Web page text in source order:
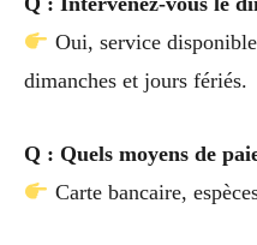
Oui, service
dimanches et jours fériés.
Q : Quels moyens de
Carte bancaire,